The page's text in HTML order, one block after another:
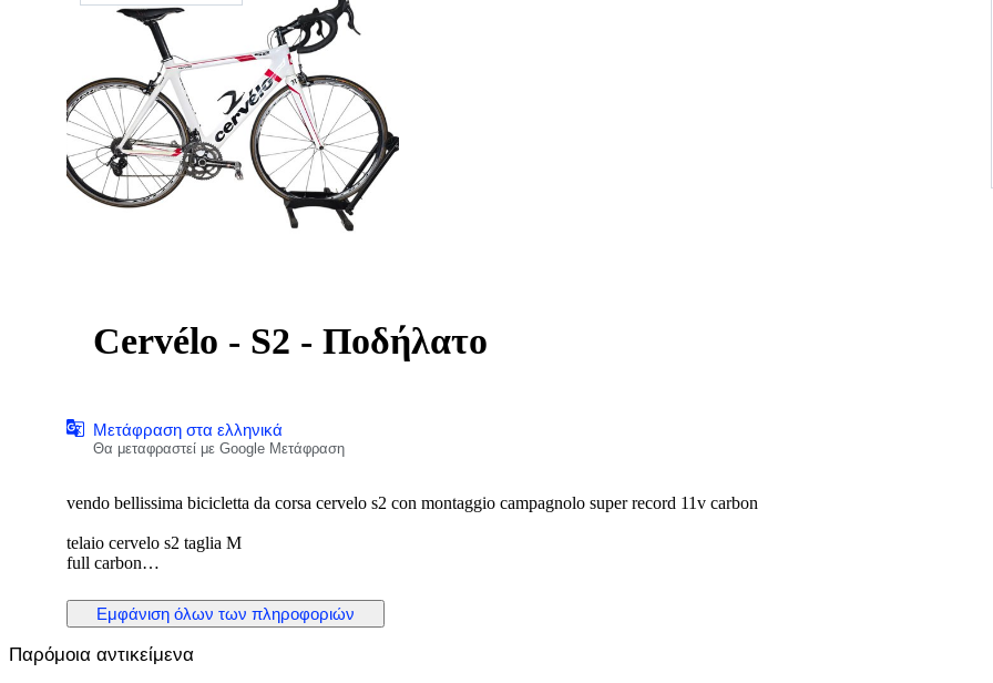
Cervélo - S2 - Ποδήλατο
Μετάφραση στα ελληνικά
Θα μεταφραστεί με Google Μετάφραση
vendo bellissima bicicletta da corsa cervelo s2 con montaggio campagnolo super record 11v carbon
telaio cervelo s2 taglia M
full carbon
nessun tipo di rottura, o danno serio
cerchi fulcrum racing zero con mozzi in carbonio e ceramica
Εμφάνιση όλων των πληροφοριών
Παρόμοια αντικείμενα